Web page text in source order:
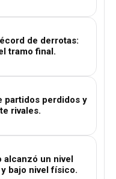
de derrotas:
tramo final.
partidos perdidos y
rivales.
alcanzó un nivel
bajo nivel físico.